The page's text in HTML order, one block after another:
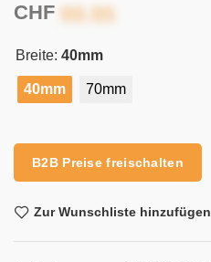
CHF
Breite: 40mm
40mm 70mm
B2B Preise freischalten
Zur Wunschliste hinzufügen